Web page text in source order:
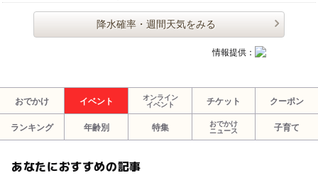
降水確率・週間天気をみる
情報提供：
おでかけ イベント
オンライン
イベント
チケット クーポン
ランキング 年齢別 特集
おでかけ
ニュース
子育て
あなたにおすすめの記事